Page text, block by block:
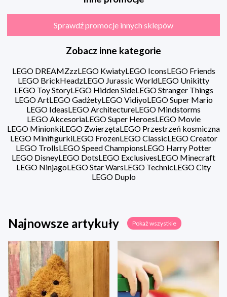
Sprawdź promocje innych sklepów
Zobacz inne kategorie
LEGO DREAMZzzLEGO KwiatyLEGO IconsLEGO Friends
LEGO BrickHeadzLEGO Jurassic WorldLEGO Unikitty
LEGO Toy StoryLEGO Hidden SideLEGO Stranger Things
LEGO ArtLEGO GadżetyLEGO VidiyoLEGO Super Mario
LEGO IdeasLEGO ArchitectureLEGO Mindstorms
LEGO AkcesoriaLEGO Super HeroesLEGO Movie
LEGO MinionkiLEGO ZwierzętaLEGO Przestrzeń kosmiczna
LEGO MinifigurkiLEGO FrozenLEGO ClassicLEGO Creator
LEGO TrollsLEGO Speed ChampionsLEGO Harry Potter
LEGO DisneyLEGO DotsLEGO ExclusivesLEGO Minecraft
LEGO NinjagoLEGO Star WarsLEGO TechnicLEGO City
LEGO Duplo
Najnowsze artykuły Pokaż wszystkie